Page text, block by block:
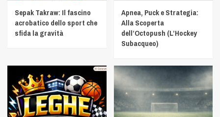
Sepak Takraw: Il fascino
acrobatico dello sport che
sfida la gravità
Apnea, Puck e Strategia:
Alla Scoperta
dell’Octopush (L’Hockey
Subacqueo)